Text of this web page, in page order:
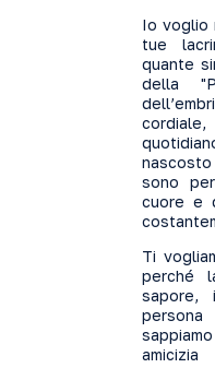
Io voglio
tue
quante
della
sono
cuore e
Ti
perché
sapore,